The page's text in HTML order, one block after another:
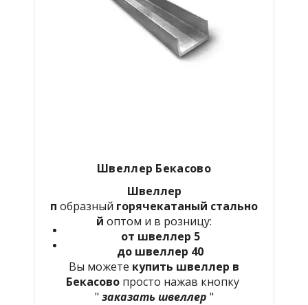
Швеллер Бекасово
Швеллер
п образный горячекатаный стально
й оптом и в розницу:
от швеллер 5
до швеллер 40
Вы можете купить швеллер в
Бекасово просто нажав кнопку
" заказать швеллер "